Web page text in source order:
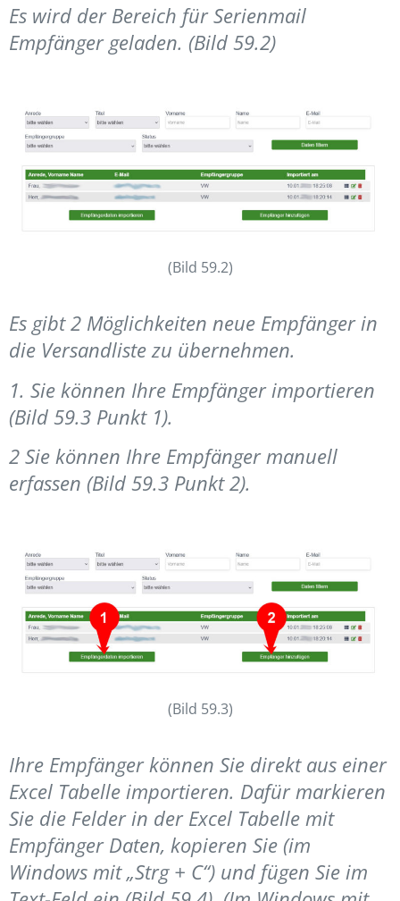
Es wird der Bereich für Serienmail
Empfänger geladen. (Bild 59.2)
(Bild 59.2)
Es gibt 2 Möglichkeiten neue Empfänger in
die Versandliste zu übernehmen.
1. Sie können Ihre Empfänger importieren
(Bild 59.3 Punkt 1).
2 Sie können Ihre Empfänger manuell
erfassen (Bild 59.3 Punkt 2).
(Bild 59.3)
Ihre Empfänger können Sie direkt aus einer
Excel Tabelle importieren. Dafür markieren
Sie die Felder in der Excel Tabelle mit
Empfänger Daten, kopieren Sie (im
Windows mit „Strg + C“) und fügen Sie im